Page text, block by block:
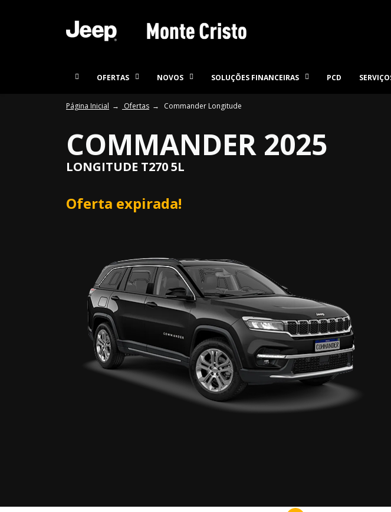
OFERTAS NOVOS SOLUÇÕES FINANCEIRAS PCD
Página Inicial Ofertas Commander Longitude
COMMANDER 2025
LONGITUDE T270 5L
Oferta expirada!